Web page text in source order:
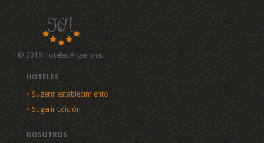
© 2015 Hoteles Argentina.
HOTELES
Sugerir establecimiento
Sugerir Edición
NOSOTROS